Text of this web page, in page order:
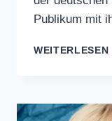
August 6, 2024
Harriet
Publikum